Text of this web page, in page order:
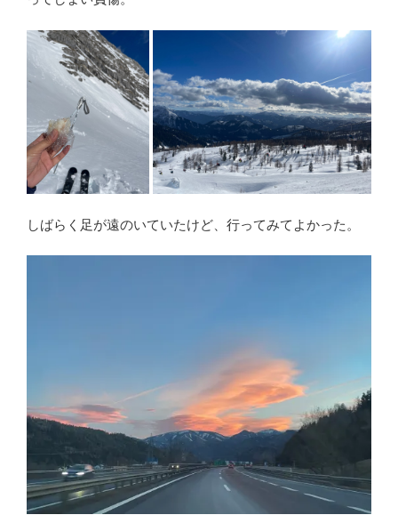
しばらく足が遠のいていたけど、行ってみてよかった。